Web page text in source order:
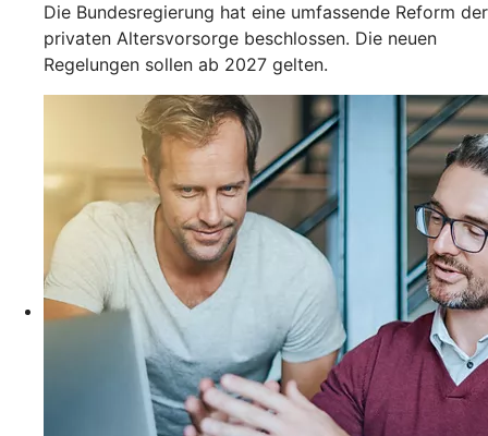
Die Bundesregierung hat eine umfassende Reform der
privaten Altersvorsorge beschlossen. Die neuen
Regelungen sollen ab 2027 gelten.